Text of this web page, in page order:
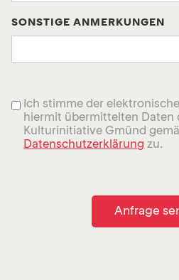
SONSTIGE ANMERKUNGEN
Ich stimme der
hiermit übermittelten Daten
Kulturinitiative Gmünd
Datenschutzerklärung zu.